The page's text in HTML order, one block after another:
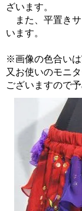
ざいます。
また、平置きサ
います。
※画像の色合いは
又お使いのモニ
ございますので